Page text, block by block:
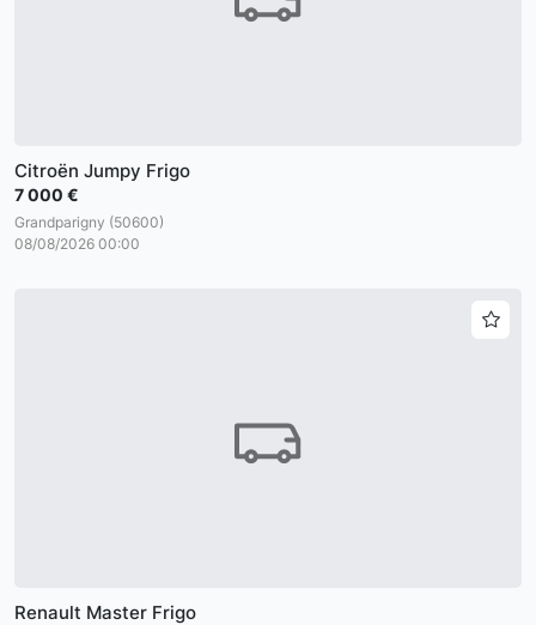
Citroën Jumpy Frigo
7 000 €
Grandparigny (50600)
08/08/2026 00:00
Renault Master Frigo